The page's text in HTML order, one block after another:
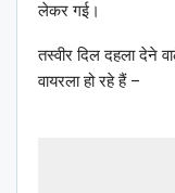
लेकर गई।
तस्वीर दिल दहला देने
वायरला हो रहे हैं –